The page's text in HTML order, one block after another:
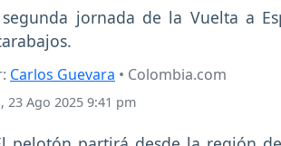
segunda jornada de la Vuelta a
Carlos Guevara • Colombia.com
23 Ago 2025 9:41 pm